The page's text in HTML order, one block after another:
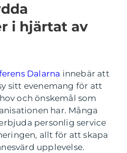
i hjärtat av
Dalarna innebär att
sitt evenemang för att
och önskemål som
har. Många
personlig service
allt för att skapa
upplevelse.